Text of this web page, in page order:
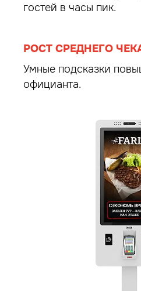
гостей в часы пик.
РОСТ СРЕДНЕГО
Умные подсказки
официанта.